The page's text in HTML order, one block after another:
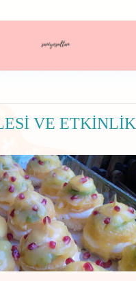
VE ETKİNLİK